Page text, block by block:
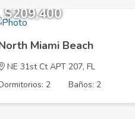
$209,400
Miami Beach
NE 31st Ct APT 207, FL
2
Baños: 2